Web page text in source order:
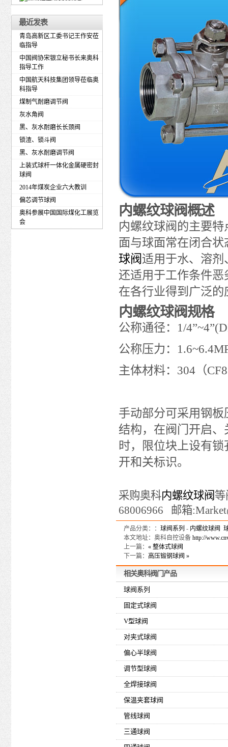
内螺纹球阀概述
内螺纹球阀的主要
面与球面常在闭合
球阀适用于水、溶
还适用于工作条件
在各行业得到广泛
内螺纹球阀规格
公称通径：1/
公称压力：
主体材料：304（
手动部分可采用钢
结构，在阀门开启
时，限位块上设有
开和关标识。
采购奥科内螺纹球阀
68006966 邮箱
产品分类：： 球阀系列 - 内螺纹球阀
本文地址：奥科自控设备 http://
上一篇： « 整体式球阀
下一篇： 高压锻钢球阀 »
相关奥科阀门产品
球阀系列
固定式球阀
V型球阀
对夹式球阀
偏心半球阀
调节型球阀
全焊接球阀
保温夹套球阀
管线球阀
三通球阀
最近发表
青岛高新区工委书记王作安莅
临指导
中国阀协宋银立秘书长来奥科
指导工作
中国航天科技集团领导莅临奥
科指导
煤制气耐磨调节阀
灰水角阀
黑、灰水耐磨长长颈阀
锁渣、锁斗阀
黑、灰水耐磨调节阀
上装式球杆一体化金属硬密封
球阀
2014年煤炭企业六大教训
偏芯调节球阀
奥科参展中国国际煤化工展览
会